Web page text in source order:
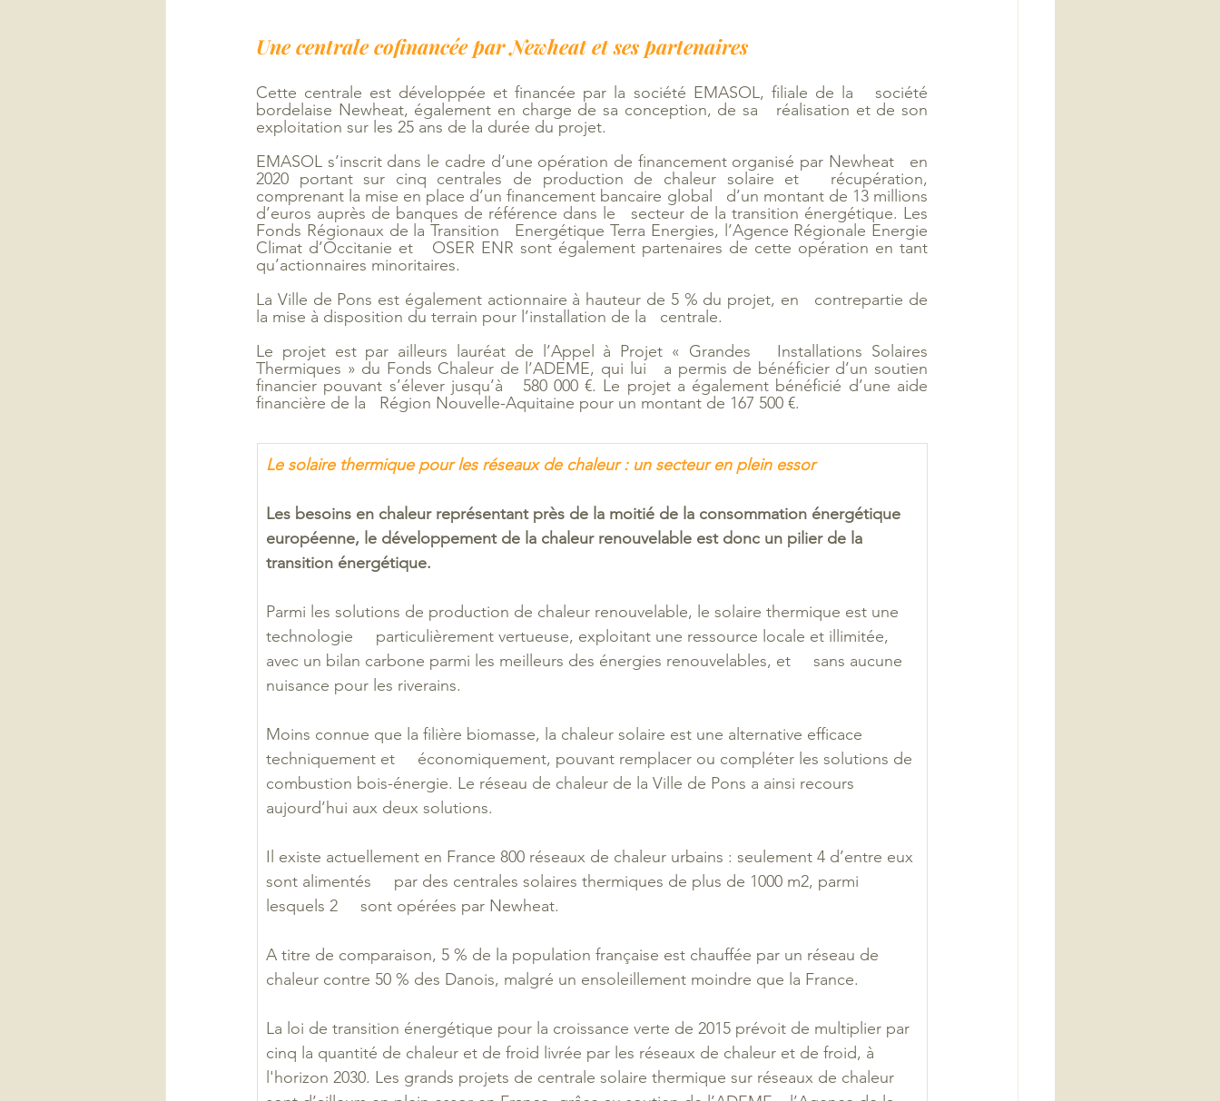
Une centrale cofinancée par Newheat et ses partenaires
Cette centrale est développée et financée par la société EMASOL, filiale de la   société
bordelaise Newheat, également en charge de sa conception, de sa   réalisation et de son
exploitation sur les 25 ans de la durée du projet.
EMASOL s’inscrit dans le cadre d’une opération de financement organisé par Newheat   en
2020 portant sur cinq centrales de production de chaleur solaire et   récupération,
comprenant la mise en place d’un financement bancaire global   d’un montant de 13 millions
d’euros auprès de banques de référence dans le   secteur de la transition énergétique. Les
Fonds Régionaux de la Transition   Energétique Terra Energies, l’Agence Régionale Energie
Climat d’Occitanie et   OSER ENR sont également partenaires de cette opération en tant
qu’actionnaires minoritaires.
La Ville de Pons est également actionnaire à hauteur de 5 % du projet, en   contrepartie de
la mise à disposition du terrain pour l’installation de la   centrale.
Le projet est par ailleurs lauréat de l’Appel à Projet « Grandes   Installations Solaires
Thermiques » du Fonds Chaleur de l’ADEME, qui lui   a permis de bénéficier d’un soutien
financier pouvant s’élever jusqu’à   580 000 €. Le projet a également bénéficié d’une aide
financière de la   Région Nouvelle-Aquitaine pour un montant de 167 500 €.
Le solaire thermique pour les réseaux de chaleur : un secteur en plein essor
Les besoins en chaleur représentant près de la moitié de la consommation énergétique
européenne, le développement de la chaleur renouvelable est donc un pilier de la
transition énergétique.
Parmi les solutions de production de chaleur renouvelable, le solaire thermique est une
technologie     particulièrement vertueuse, exploitant une ressource locale et illimitée,
avec un bilan carbone parmi les meilleurs des énergies renouvelables, et     sans aucune
nuisance pour les riverains.
Moins connue que la filière biomasse, la chaleur solaire est une alternative efficace
techniquement et     économiquement, pouvant remplacer ou compléter les solutions de
combustion bois-énergie. Le réseau de chaleur de la Ville de Pons a ainsi recours
aujourd’hui aux deux solutions.
Il existe actuellement en France 800 réseaux de chaleur urbains : seulement 4 d’entre eux
sont alimentés     par des centrales solaires thermiques de plus de 1000 m2, parmi
lesquels 2     sont opérées par Newheat.
A titre de comparaison, 5 % de la population française est chauffée par un réseau de
chaleur contre 50 % des Danois, malgré un ensoleillement moindre que la France.
La loi de transition énergétique pour la croissance verte de 2015 prévoit de multiplier par
cinq la quantité de chaleur et de froid livrée par les réseaux de chaleur et de froid, à
l'horizon 2030. Les grands projets de centrale solaire thermique sur réseaux de chaleur